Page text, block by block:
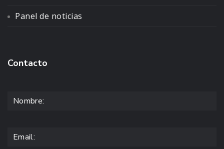
Panel de noticias
Contacto